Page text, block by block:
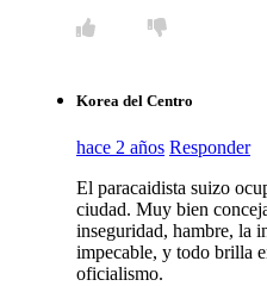
Korea del Centro
hace 2 años Responder
El paracaidista suizo
ciudad. Muy bien
inseguridad, hambre, la
impecable, y todo brilla
oficialismo.